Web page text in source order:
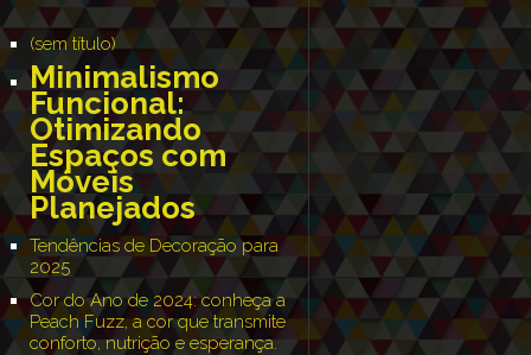
(sem título)
Minimalismo
Funcional:
Otimizando
Espaços com
Móveis
Planejados
Tendências de Decoração para
2025
Cor do Ano de 2024: conheça a
Peach Fuzz, a cor que transmite
conforto, nutrição e esperança.